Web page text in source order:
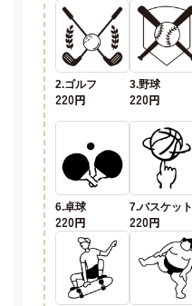
2.ゴルフ
220円
3.野球
220円
6.卓球
220円
7.バスケット
220円